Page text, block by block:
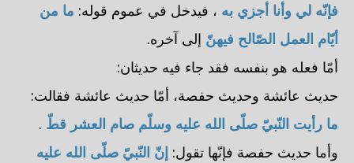
فإنّه لي وأنا أجزي به ، فيدخل في عموم قوله: ما من
أيّام العمل الصّالح فيهنّ إلى آخره.
أمّا فعله هو بنفسه فقد جاء فيه حديثان:
حديث عائشة وحديث حفصة، أمّا حديث عائشة فقالت:
ما رأيت النّبيّ صلّى الله عليه وسلّم صام العشر قطّ .
وأما حديث حفصة فإنّها تقول: إنّ النّبيّ صلّى الله عليه